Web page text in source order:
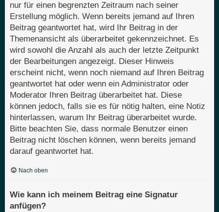
nur für einen begrenzten Zeitraum nach seiner
Erstellung möglich. Wenn bereits jemand auf Ihren
Beitrag geantwortet hat, wird Ihr Beitrag in der
Themenansicht als überarbeitet gekennzeichnet. Es
wird sowohl die Anzahl als auch der letzte Zeitpunkt
der Bearbeitungen angezeigt. Dieser Hinweis
erscheint nicht, wenn noch niemand auf Ihren Beitrag
geantwortet hat oder wenn ein Administrator oder
Moderator Ihren Beitrag überarbeitet hat. Diese
können jedoch, falls sie es für nötig halten, eine Notiz
hinterlassen, warum Ihr Beitrag überarbeitet wurde.
Bitte beachten Sie, dass normale Benutzer einen
Beitrag nicht löschen können, wenn bereits jemand
darauf geantwortet hat.
Nach oben
Wie kann ich meinem Beitrag eine Signatur
anfügen?